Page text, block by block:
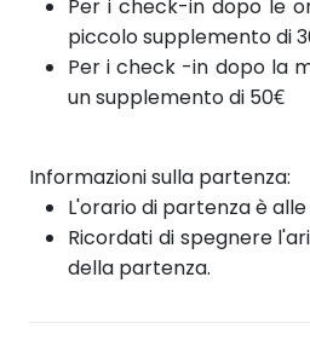
Per i check-in dopo le
piccolo supplemento di
Per i check -in dopo la
un supplemento di 50€
Informazioni sulla partenza:
L'orario di partenza è alle
Ricordati di spegnere
della partenza.